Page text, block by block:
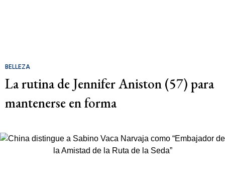
BELLEZA
La rutina de Jennifer Aniston (57) para
mantenerse en forma